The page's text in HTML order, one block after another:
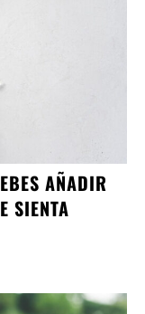
AÑADIR
SIENTA